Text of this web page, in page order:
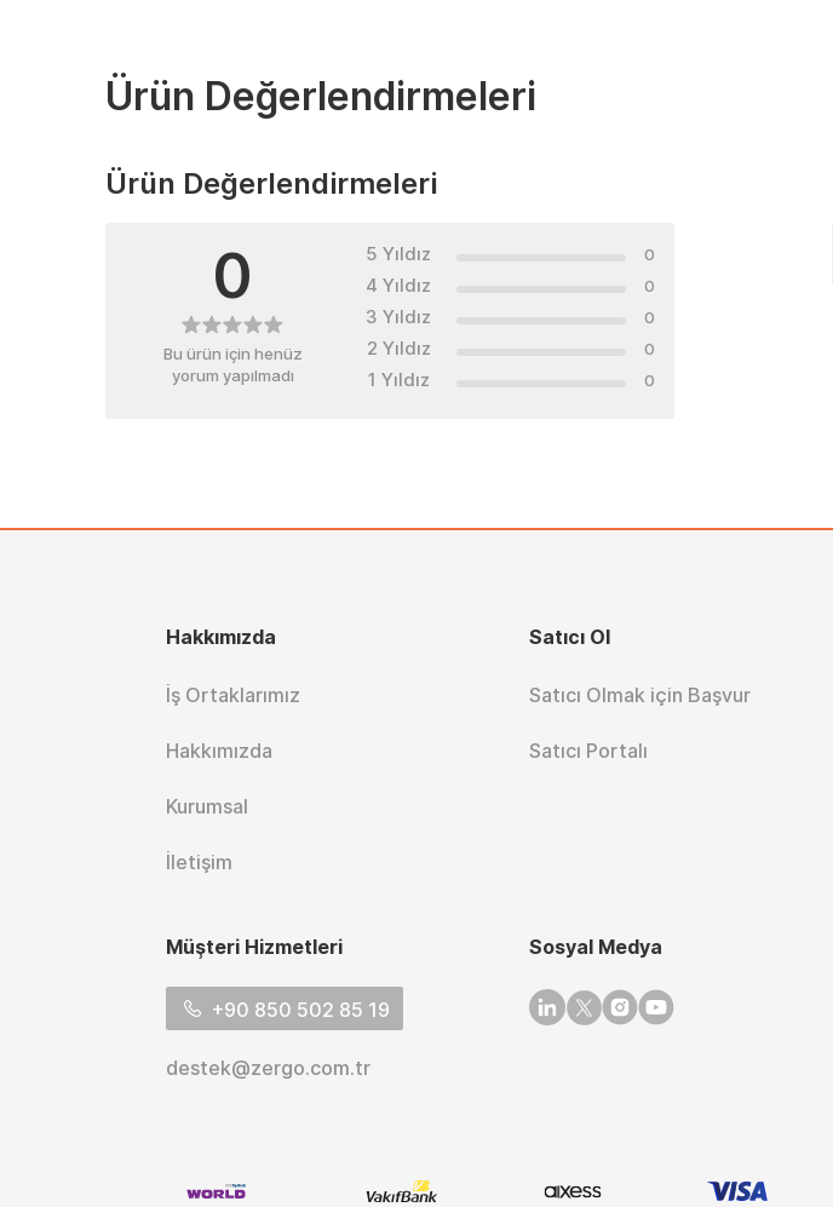
Ürün Değerlendirmeleri
Ürün Değerlendirmeleri
0
Bu ürün için henüz
yorum yapılmadı
5 Yıldız 0
4 Yıldız 0
3 Yıldız 0
2 Yıldız 0
1 Yıldız 0
Hakkımızda
İş Ortaklarımız
Hakkımızda
Kurumsal
İletişim
Satıcı Ol
Satıcı Olmak için Başvur
Satıcı Portalı
Müşteri Hizmetleri
+90 850 502 85 19
destek@zergo.com.tr
Sosyal Medya
Linkedin
TwitterInstagram
Youtube